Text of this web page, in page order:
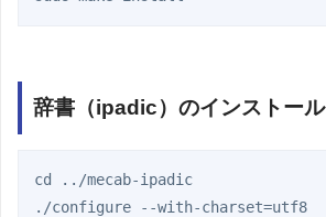
辞書（ipadic）のインストール
cd ../mecab-ipadic
./configure --with-charset=utf8